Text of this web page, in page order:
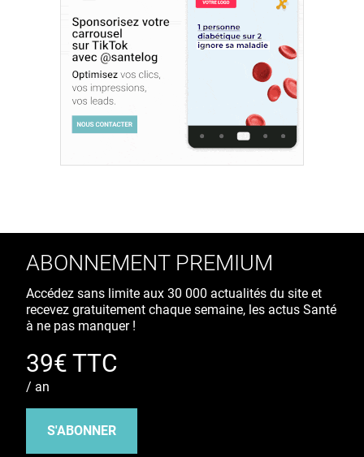
ABONNEMENT PREMIUM
Accédez sans limite aux 30 000 actualités du site et
recevez gratuitement chaque semaine, les actus Santé
à ne pas manquer !
39€ TTC
/ an
S'ABONNER